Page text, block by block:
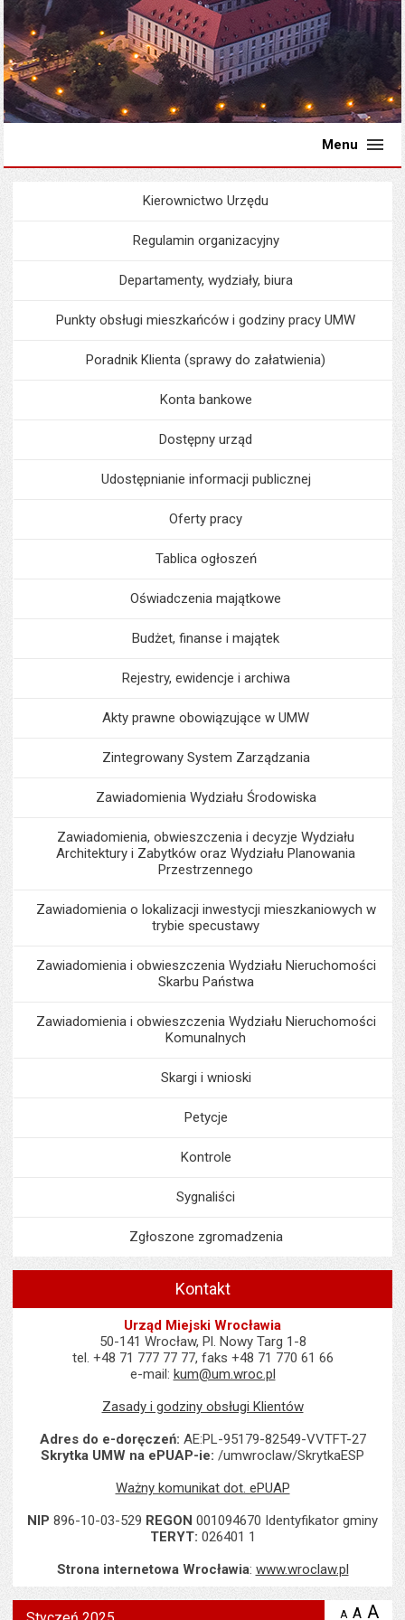
Menu
MenuUrząd Miejski
Kierownictwo Urzędu
Regulamin organizacyjny
Departamenty, wydziały, biura
Punkty obsługi mieszkańców i godziny pracy UMW
Poradnik Klienta (sprawy do załatwienia)
Konta bankowe
Dostępny urząd
Udostępnianie informacji publicznej
Oferty pracy
Tablica ogłoszeń
Oświadczenia majątkowe
Budżet, finanse i majątek
Rejestry, ewidencje i archiwa
Akty prawne obowiązujące w UMW
Zintegrowany System Zarządzania
Zawiadomienia Wydziału Środowiska
Zawiadomienia, obwieszczenia i decyzje Wydziału
Architektury i Zabytków oraz Wydziału Planowania
Przestrzennego
Zawiadomienia o lokalizacji inwestycji mieszkaniowych w
trybie specustawy
Zawiadomienia i obwieszczenia Wydziału Nieruchomości
Skarbu Państwa
Zawiadomienia i obwieszczenia Wydziału Nieruchomości
Komunalnych
Skargi i wnioski
Petycje
Kontrole
Sygnaliści
Zgłoszone zgromadzenia
Kontakt
Urząd Miejski Wrocławia
50-141 Wrocław, Pl. Nowy Targ 1-8
tel. +48 71 777 77 77, faks +48 71 770 61 66
e-mail: kum@um.wroc.pl
Zasady i godziny obsługi Klientów
Adres do e-doręczeń: AE:PL-95179-82549-VVTFT-27
Skrytka UMW na ePUAP-ie: /umwroclaw/SkrytkaESP
Ważny komunikat dot. ePUAP
NIP 896-10-03-529 REGON 001094670 Identyfikator gminy
TERYT: 026401 1
Strona internetowa Wrocławia: www.wroclaw.pl
A zmniejsz
A A